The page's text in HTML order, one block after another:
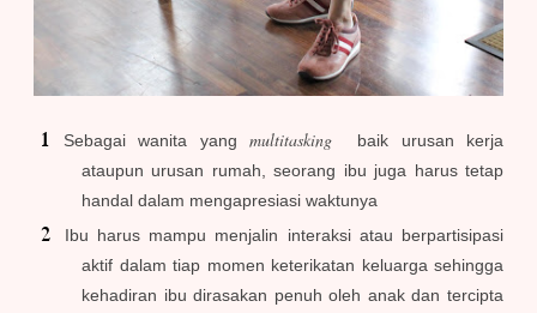
Sebagai wanita yangmultitasking
baik urusan kerja
ataupun urusan rumah, seorang ibu juga harus tetap
handal dalam mengapresiasi waktunya
Ibu harus mampu menjalin interaksi atau berpartisipasi
aktif dalam tiap momen keterikatan keluarga sehingga
kehadiran ibu dirasakan penuh oleh anak dan tercipta